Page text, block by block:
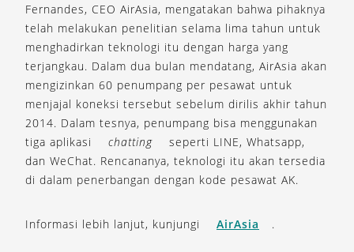
Fernandes, CEO AirAsia, mengatakan bahwa pihaknya
telah melakukan penelitian selama lima tahun untuk
menghadirkan teknologi itu dengan harga yang
terjangkau. Dalam dua bulan mendatang, AirAsia akan
mengizinkan 60 penumpang per pesawat untuk
menjajal koneksi tersebut sebelum dirilis akhir tahun
2014. Dalam tesnya, penumpang bisa menggunakan
tiga aplikasi
chatting
seperti LINE, Whatsapp,
dan WeChat. Rencananya, teknologi itu akan tersedia
di dalam penerbangan dengan kode pesawat AK.
Informasi lebih lanjut, kunjungi AirAsia .